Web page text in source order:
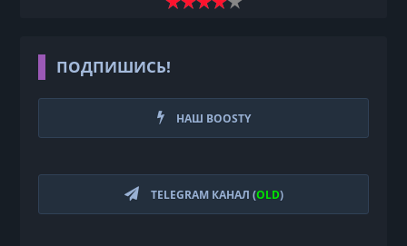
ПОДПИШИСЬ!
НАШ BOOSTY
TELEGRAM КАНАЛ (OLD)